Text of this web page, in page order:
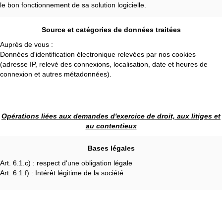
le bon fonctionnement de sa solution logicielle.
Source et catégories de données traitées
Auprès de vous :
Données d'identification électronique relevées par nos cookies
(adresse IP, relevé des connexions, localisation, date et heures de
connexion et autres métadonnées).
Opérations liées aux demandes d'exercice de droit, aux litiges et
au contentieux
Bases légales
Art. 6.1.c) : respect d'une obligation légale
Art. 6.1.f) : Intérêt légitime de la société